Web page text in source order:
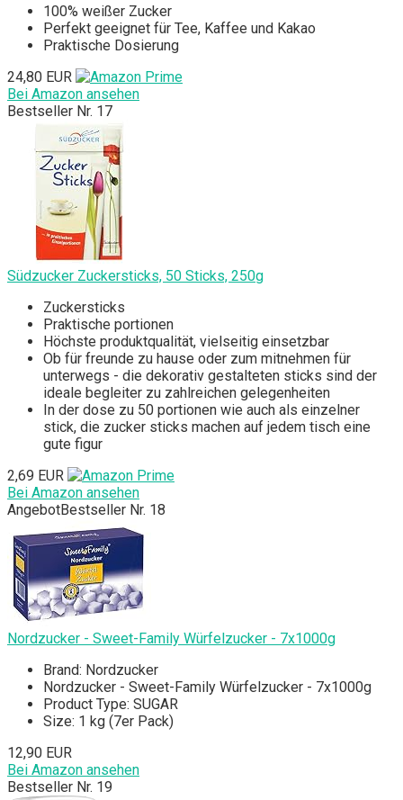
100% weißer Zucker
Perfekt geeignet für Tee, Kaffee und Kakao
Praktische Dosierung
24,80 EUR
Bei Amazon ansehen
Bestseller Nr. 17
Südzucker Zuckersticks, 50 Sticks, 250g
Zuckersticks
Praktische portionen
Höchste produktqualität, vielseitig einsetzbar
Ob für freunde zu hause oder zum mitnehmen für
unterwegs - die dekorativ gestalteten sticks sind der
ideale begleiter zu zahlreichen gelegenheiten
In der dose zu 50 portionen wie auch als einzelner
stick, die zucker sticks machen auf jedem tisch eine
gute figur
2,69 EUR
Bei Amazon ansehen
AngebotBestseller Nr. 18
Nordzucker - Sweet-Family Würfelzucker - 7x1000g
Brand: Nordzucker
Nordzucker - Sweet-Family Würfelzucker - 7x1000g
Product Type: SUGAR
Size: 1 kg (7er Pack)
12,90 EUR
Bei Amazon ansehen
Bestseller Nr. 19